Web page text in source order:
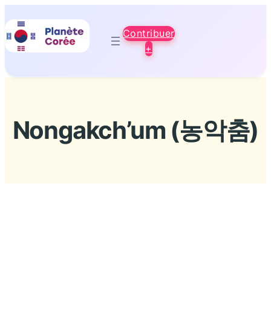
au
contenu
Contribuer
+
Nongakch’um (농악춤)